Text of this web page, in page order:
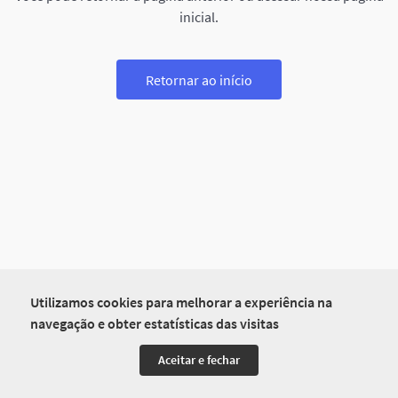
Utilizamos cookies para melhorar a experiência na
navegação e obter estatísticas das visitas
Aceitar e fechar
inicial.
Retornar ao início